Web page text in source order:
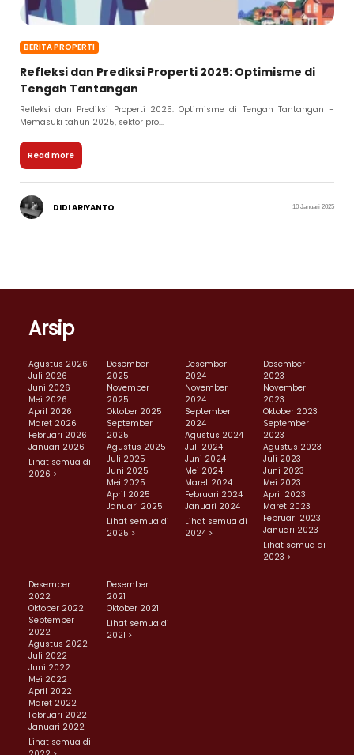
BERITA PROPERTI
Refleksi dan Prediksi Properti 2025: Optimisme di
Tengah Tantangan
Refleksi dan Prediksi Properti 2025: Optimisme di Tengah Tantangan –
Memasuki tahun 2025, sektor pro...
Read more
DIDI ARIYANTO 10 Januari 2025
Arsip
Agustus 2026
Juli 2026
Juni 2026
Mei 2026
April 2026
Maret 2026
Februari 2026
Januari 2026
Lihat semua di
2026 >
Desember
2025
November
2025
Oktober 2025
September
2025
Agustus 2025
Juli 2025
Juni 2025
Mei 2025
April 2025
Januari 2025
Lihat semua di
2025 >
Desember
2024
November
2024
September
2024
Agustus 2024
Juli 2024
Juni 2024
Mei 2024
Maret 2024
Februari 2024
Januari 2024
Lihat semua di
2024 >
Desember
2023
November
2023
Oktober 2023
September
2023
Agustus 2023
Juli 2023
Juni 2023
Mei 2023
April 2023
Maret 2023
Februari 2023
Januari 2023
Lihat semua di
2023 >
Desember
2022
Oktober 2022
September
2022
Agustus 2022
Juli 2022
Juni 2022
Mei 2022
April 2022
Maret 2022
Februari 2022
Januari 2022
Lihat semua di
Desember
2021
Oktober 2021
Lihat semua di
2021 >